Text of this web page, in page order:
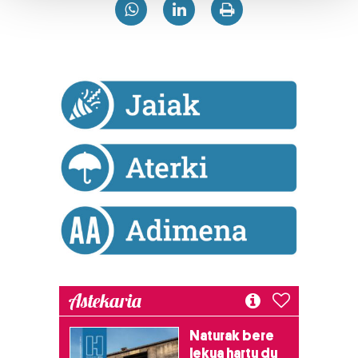
Guk eta gure bazkideek zure datu pertsonalak
pertsonalizatuak eskaintzeko, iragarkiak eta edukia
neurtzeko, jendeari buruzko informazioa biltzeko eta
produktuak garatzeko. Zure datuak nork eta zertarako
Bazkide batzuek ez dizute baimenik eskatzen, eta beren
interes komertzial legitimoetan babesten dira. Ikusi gure
bazkideen zerrenda, beren ustez zein helburutarako
duten interes legitimoa eta horren aurka nola egin
dezakezun ikusteko.
Lortu zure datu pertsonalak prozesatzeko moduari
buruzko informazio gehiago eta ezarri zure lehentasunak
datuen atalean. Edozein unetan alda edo ken dezakezu
zure baimena Cookieen adierazpenean.
Astekaria
Naturak bere
lekua hartu du